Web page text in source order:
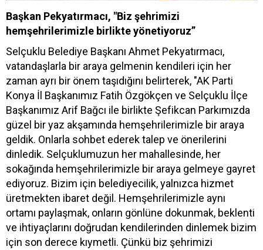
Başkan Pekyatırmacı, "Biz şehrimizi
hemşehrilerimizle birlikte yönetiyoruz”
Selçuklu Belediye Başkanı Ahmet Pekyatırmacı,
vatandaşlarla bir araya gelmenin kendileri için her
zaman ayrı bir önem taşıdığını belirterek, "AK Parti
Konya İl Başkanımız Fatih Özgökçen ve Selçuklu İlçe
Başkanımız Arif Bağcı ile birlikte Şefikcan Parkımızda
güzel bir yaz akşamında hemşehrilerimizle bir araya
geldik. Onlarla sohbet ederek talep ve önerilerini
dinledik. Selçuklumuzun her mahallesinde, her
sokağında hemşehrilerimizle bir araya gelmeye gayret
ediyoruz. Bizim için belediyecilik, yalnızca hizmet
üretmekten ibaret değil. Hemşehrilerimizle aynı
ortamı paylaşmak, onların gönlüne dokunmak, beklenti
ve ihtiyaçlarını doğrudan kendilerinden dinlemek bizim
için son derece kıymetli. Çünkü biz şehrimizi